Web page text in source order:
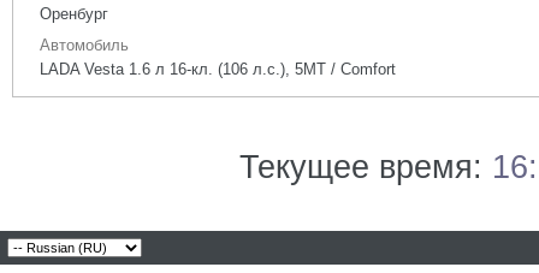
Оренбург
Автомобиль
LADA Vesta 1.6 л 16-кл. (106 л.с.), 5МТ / Comfort
Текущее время: